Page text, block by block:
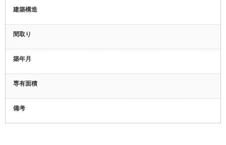
建築構造
間取り
築年月
専有面積
備考